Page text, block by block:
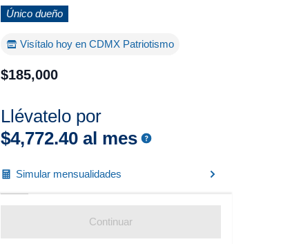
Único dueño
Visítalo hoy en CDMX Patriotismo
$185,000
Llévatelo por
$4,772.40al mes
Simular mensualidades
Continuar